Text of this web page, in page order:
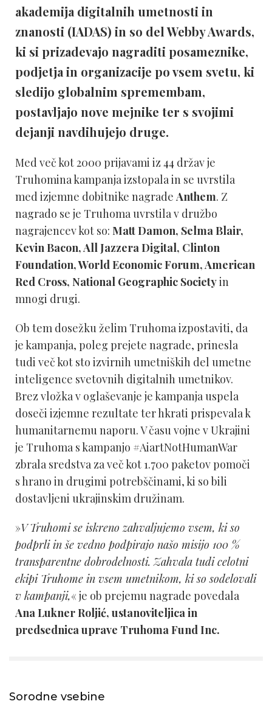
akademija digitalnih umetnosti in
znanosti (IADAS) in so del Webby Awards,
ki si prizadevajo nagraditi posameznike,
podjetja in organizacije po vsem svetu, ki
sledijo globalnim spremembam,
postavljajo nove mejnike ter s svojimi
dejanji navdihujejo druge.
Med več kot 2000 prijavami iz 44 držav je
Truhomina kampanja izstopala in se uvrstila
med izjemne dobitnike nagrade Anthem. Z
nagrado se je Truhoma uvrstila v družbo
nagrajencev kot so: Matt Damon, Selma Blair,
Kevin Bacon, All Jazzera Digital, Clinton
Foundation, World Economic Forum, American
Red Cross, National Geographic Societyin
mnogi drugi.
Ob tem dosežku želim Truhoma izpostaviti, da
je kampanja, poleg prejete nagrade, prinesla
tudi več kot sto izvirnih umetniških del umetne
inteligence svetovnih digitalnih umetnikov.
Brez vložka v oglaševanje je kampanja uspela
doseči izjemne rezultate ter hkrati prispevala k
humanitarnemu naporu. V času vojne v Ukrajini
je Truhoma s kampanjo #AiartNotHumanWar
zbrala sredstva za več kot 1.700 paketov pomoči
s hrano in drugimi potrebščinami, ki so bili
dostavljeni ukrajinskim družinam.
»V Truhomi se iskreno zahvaljujemo vsem, ki so
podprli in še vedno podpirajo našo misijo 100 %
transparentne dobrodelnosti. Zahvala tudi celotni
ekipi Truhome in vsem umetnikom, ki so sodelovali
v kampanji,« je ob prejemu nagrade povedala
Ana Lukner Roljić, ustanoviteljica in
predsednica uprave Truhoma Fund Inc.
Sorodne vsebine